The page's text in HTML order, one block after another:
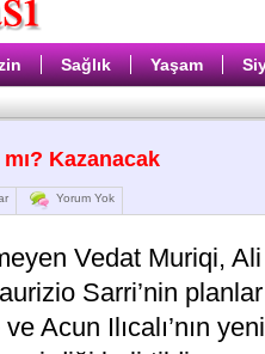
Sağlık Yaşam
Kazanacak
Yorum Yok
Vedat Muriqi,
Sarri’nin
Acun Ilıcalı’nın